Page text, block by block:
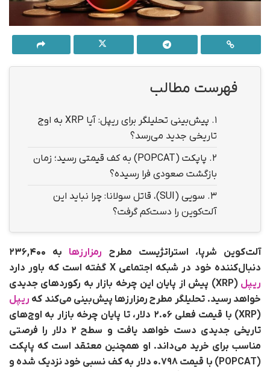
فهرست مطالب
1.
پیش‌بینی تحلیلگر برای ریپل: آیا XRP به اوج
تاریخی جدید می‌رسد؟
2.
پاپکت (POPCAT) به کف قیمتی رسید؛ زمان
بازگشت صعودی فرا رسیده؟
3.
سویی (SUI)، قاتل سولانا: چرا نباید این
آلت‌کوین را دست‌کم گرفت؟
آلت‌کوین شرپا، استراتژیست مطرح رمزارزها
به ۲۳۶,۴۰۰
دنبال‌کننده خود در شبکه اجتماعی X گفته است که باور دارد
ریپل
(XRP) پیش از پایان این چرخه بازار به رکوردهای جدیدی
خواهد رسید. تحلیلگر مطرح رمزارزها پیش‌بینی می‌کند که ریپل
(XRP) با قیمت فعلی ۲.۰۶ دلار، تا پایان چرخه بازار به اوج‌های
تاریخی جدیدی دست خواهد یافت و سطح ۲ دلار را فرصتی
مناسب برای خرید می‌داند. او همچنین معتقد است که پاپکت
(POPCAT) با قیمت ۰.۷۹۸ دلار به کف نسبی خود نزدیک شده و